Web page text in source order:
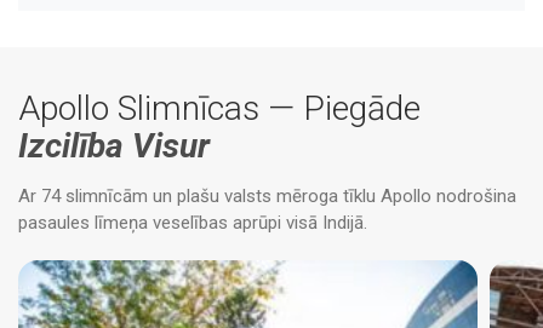
Apollo Slimnīcas — Piegāde
Izcilība Visur
Ar 74 slimnīcām un plašu valsts mēroga tīklu Apollo nodrošina
pasaules līmeņa veselības aprūpi visā Indijā.